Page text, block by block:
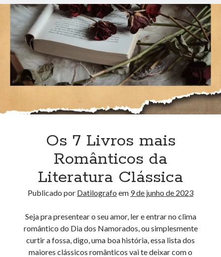
de
Suspense
Os 7 Livros mais
Românticos da
Literatura Clássica
Publicado por Datilografo em 9 de junho de 2023
Seja pra presentear o seu amor, ler e entrar no clima
romântico do Dia dos Namorados, ou simplesmente
curtir a fossa, digo, uma boa história, essa lista dos
maiores clássicos românticos vai te deixar com o